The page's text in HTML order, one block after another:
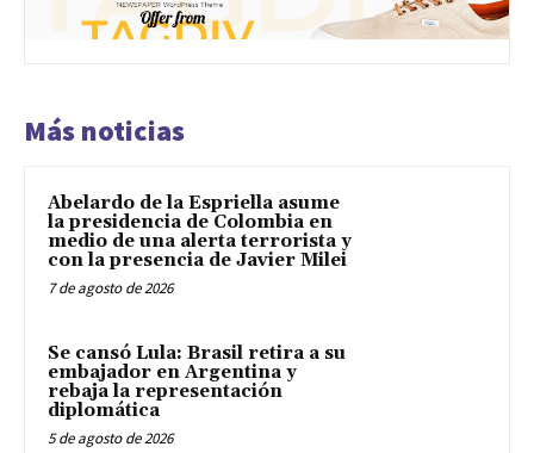
Más noticias
Abelardo de la Espriella asume
la presidencia de Colombia en
medio de una alerta terrorista y
con la presencia de Javier Milei
7 de agosto de 2026
Se cansó Lula: Brasil retira a su
embajador en Argentina y
rebaja la representación
diplomática
5 de agosto de 2026